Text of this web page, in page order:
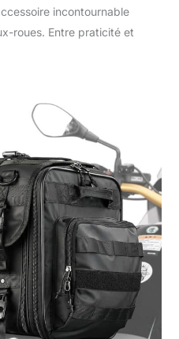
incontournable
roues. Entre praticité et